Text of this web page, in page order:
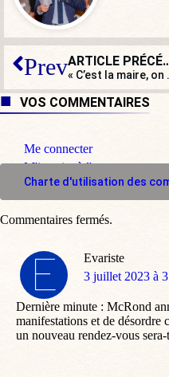
Prev ARTICLE
« C’est la
VOS COMMENTAIRES
Me connecter
M'inscrire à l'espace
Charte d'utilisation des
Evariste
dit
3 juillet 2023 à
Dernière minute : McRond
manifestations et de
un nouveau rendez-vous
Commentaires fermés.